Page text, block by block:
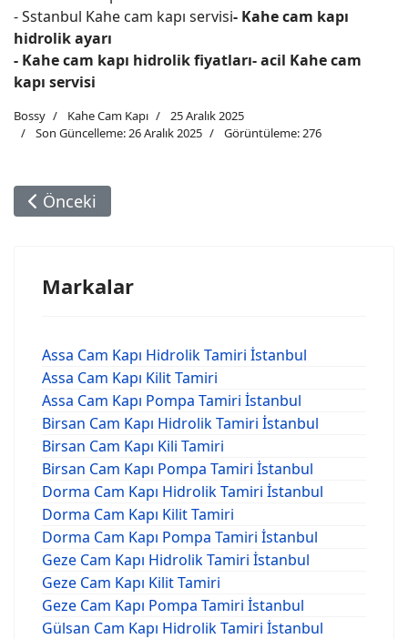
- Sstanbul Kahe cam kapı servisi- Kahe cam kapı
hidrolik ayarı
- Kahe cam kapı hidrolik fiyatları- acil Kahe cam
kapı servisi
Bossy Kahe Cam Kapı
25 Aralık 2025
Son Güncelleme: 26 Aralık 2025
Görüntüleme: 276
Önceki Makale: Kahe Cam Kapı Pompa Tamiri
Önceki
Markalar
Assa Cam Kapı Hidrolik Tamiri İstanbul
Assa Cam Kapı Kilit Tamiri
Assa Cam Kapı Pompa Tamiri İstanbul
Birsan Cam Kapı Hidrolik Tamiri İstanbul
Birsan Cam Kapı Kili Tamiri
Birsan Cam Kapı Pompa Tamiri İstanbul
Dorma Cam Kapı Hidrolik Tamiri İstanbul
Dorma Cam Kapı Kilit Tamiri
Dorma Cam Kapı Pompa Tamiri İstanbul
Geze Cam Kapı Hidrolik Tamiri İstanbul
Geze Cam Kapı Kilit Tamiri
Geze Cam Kapı Pompa Tamiri İstanbul
Gülsan Cam Kapı Hidrolik Tamiri İstanbul